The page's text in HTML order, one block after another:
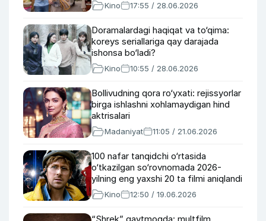
Kino 17:55 / 28.06.2026
Doramalardagi haqiqat va to‘qima:
koreys seriallariga qay darajada
ishonsa bo‘ladi?
Kino 10:55 / 28.06.2026
Bollivudning qora ro‘yxati: rejissyorlar
birga ishlashni xohlamaydigan hind
aktrisalari
Madaniyat 11:05 / 21.06.2026
100 nafar tanqidchi o‘rtasida
o‘tkazilgan so‘rovnomada 2026-
yilning eng yaxshi 20 ta filmi aniqlandi
Kino 12:50 / 19.06.2026